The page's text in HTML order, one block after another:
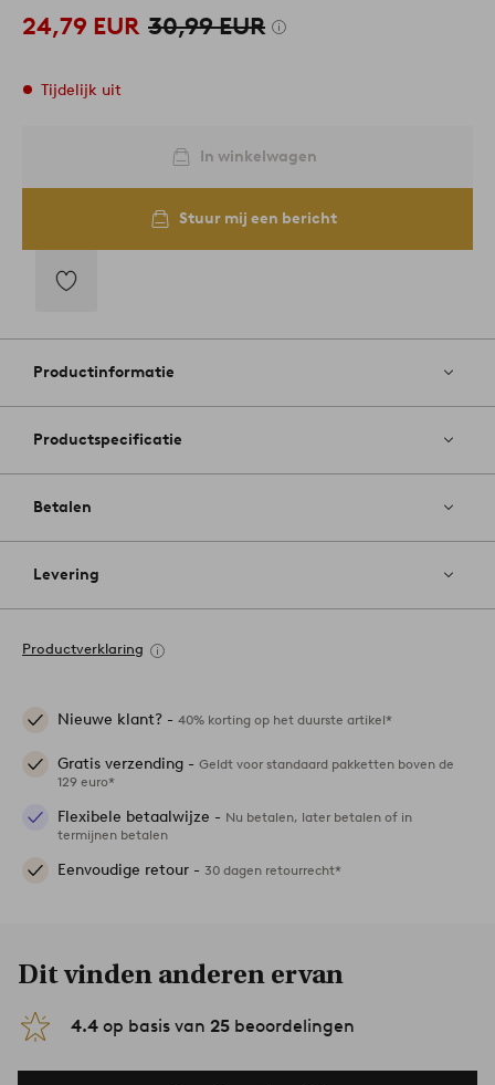
24,79 EUR 30,99 EUR
Tijdelijk uit
In winkelwagen
Stuur mij een bericht
aan
favorieten
Productinformatie
Productspecificatie
Betalen
Levering
Productverklaring
Nieuwe klant? - 40% korting op het duurste artikel*
Gratis verzending - Geldt voor standaard pakketten boven de
129 euro*
Flexibele betaalwijze - Nu betalen, later betalen of in
termijnen betalen
Eenvoudige retour - 30 dagen retourrecht*
Dit vinden anderen ervan
4.4 op basis van 25 beoordelingen